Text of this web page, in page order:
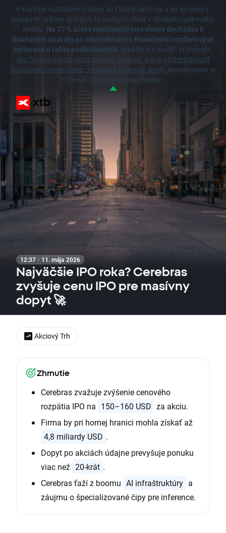
Finančné rozdielové zmluvy sú zložité nástroje a sú spojené s
vysokým rizikom rýchlych finančných strát v dôsledku pákového
efektu. Na 77 % účtov retailových investorov dochádza k
finančným stratám pri obchodovaní s finančnými rozdielovými
zmluvami u tohto poskytovateľa. Mali by ste zvážiť, či chápete,
ako finančné rozdielové zmluvy fungujú, a či si môžete dovoliť
podstúpiť vysoké riziko, že utrpíte finančné straty.Investovanie je
rizikové. Investujte zodpovedne.
12:37 · 11. mája 2026
Najväčšie IPO roka? Cerebras
zvyšuje cenu IPO pre masívny
dopyt 🚀
Zhrnutie
Cerebras zvažuje zvýšenie cenového
rozpätia IPO na 150–160 USD za akciu.
Firma by pri hornej hranici mohla získať až
4,8 miliardy USD .
Dopyt po akciách údajne prevyšuje ponuku
viac než 20-krát .
Cerebras ťaží z boomu AI infraštruktúry a
záujmu o špecializované čipy pre inference.
Akciový Trh